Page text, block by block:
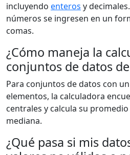
incluyendo enteros y
números se ingresen en un
comas.
¿Cómo maneja la
conjuntos de datos
Para conjuntos de datos con
elementos, la calculadora
centrales y calcula su
mediana.
¿Qué pasa si mis